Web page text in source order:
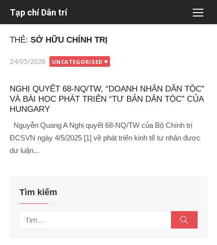
dung
Tạp chí Dân trí
THẺ: SỞ HỮU CHÍNH TRỊ
Đăng
24/05/2026 UNCATEGORISED
NGHỊ QUYẾT 68-NQ/TW, “DOANH NHÂN DÂN TỘC”
VÀ BÀI HỌC PHÁT TRIỂN “TƯ BẢN DÂN TỘC” CỦA
HUNGARY
Nguyễn Quang A Nghị quyết 68-NQ/TW của Bộ Chính trị
ĐCSVN ngày 4/5/2025 [1] về phát triển kinh tế tư nhân được
dư luận...
Tìm kiếm
Tìm
kiếm